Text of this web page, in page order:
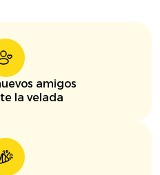
amigos
la velada